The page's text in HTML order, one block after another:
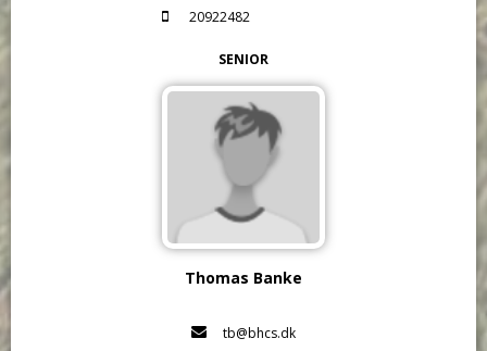
20922482
SENIOR
Thomas Banke
tb@bhcs.dk